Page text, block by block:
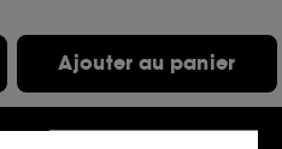
Ajouter au panier